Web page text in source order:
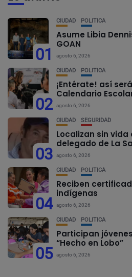
01
CIUDAD POLÍTICA
Asume Libia
GOAN
agosto 6, 2026
02
CIUDAD POLÍTICA
¡Entérate! así
Calendario
agosto 6, 2026
03
CIUDAD SEGURIDAD
Localizan sin vida
delegado de La
agosto 6, 2026
04
CIUDAD POLÍTICA
Reciben
indígenas
agosto 6, 2026
05
CIUDAD POLÍTICA
Participan
“Hecho en Lobo”
agosto 6, 2026